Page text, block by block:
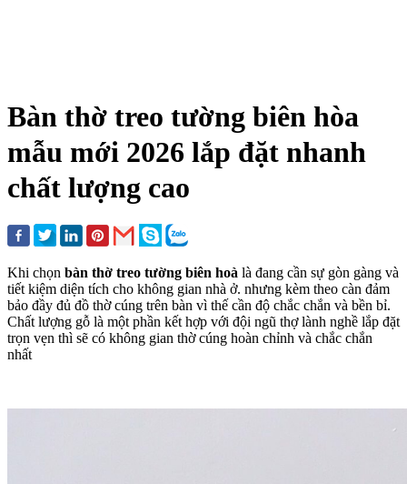
Bàn thờ treo tường biên hòa
mẫu mới 2026 lắp đặt nhanh
chất lượng cao
Khi chọn bàn thờ treo tường biên hoà là đang cần sự gòn gàng và
tiết kiệm diện tích cho không gian nhà ở. nhưng kèm theo càn đảm
bảo đầy đủ đồ thờ cúng trên bàn vì thế cần độ chắc chắn và bền bỉ.
Chất lượng gỗ là một phần kết hợp với đội ngũ thợ lành nghề lắp đặt
trọn vẹn thì sẽ có không gian thờ cúng hoàn chỉnh và chắc chắn
nhất